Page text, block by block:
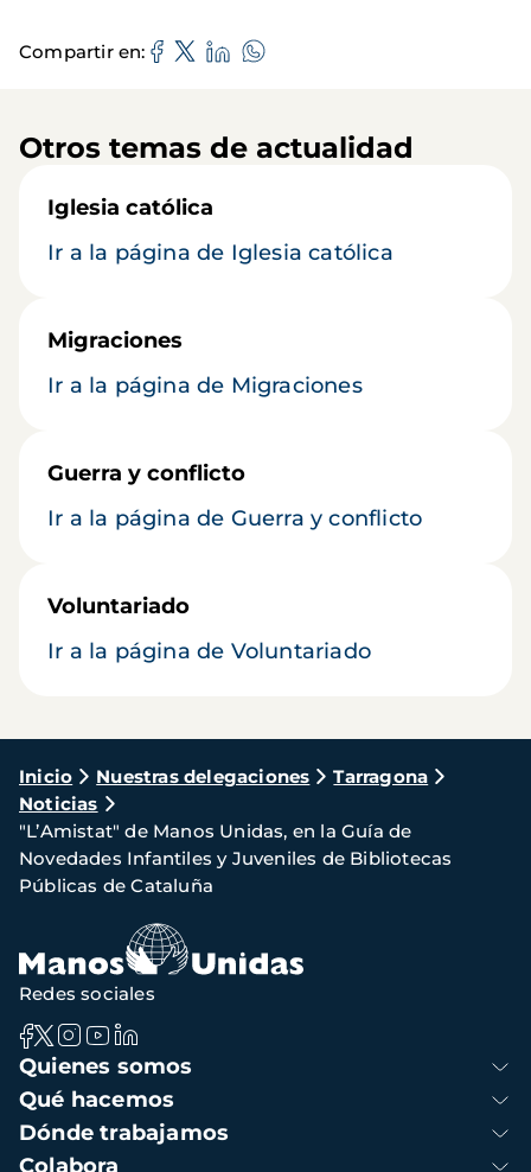
Compartir en
Otros temas de actualidad
Iglesia católica
Ir a la página de Iglesia católica
Migraciones
Ir a la página de Migraciones
Guerra y conflicto
Ir a la página de Guerra y conflicto
Voluntariado
Ir a la página de Voluntariado
Ruta
de
navegación
Inicio Nuestras delegaciones
Tarragona
Noticias
"L’Amistat" de Manos Unidas, en la Guía de
Novedades Infantiles y Juveniles de Bibliotecas
Públicas de Cataluña
Navegación
principal
Quienes somos
Qué hacemos
Dónde trabajamos
Colabora
Redes sociales